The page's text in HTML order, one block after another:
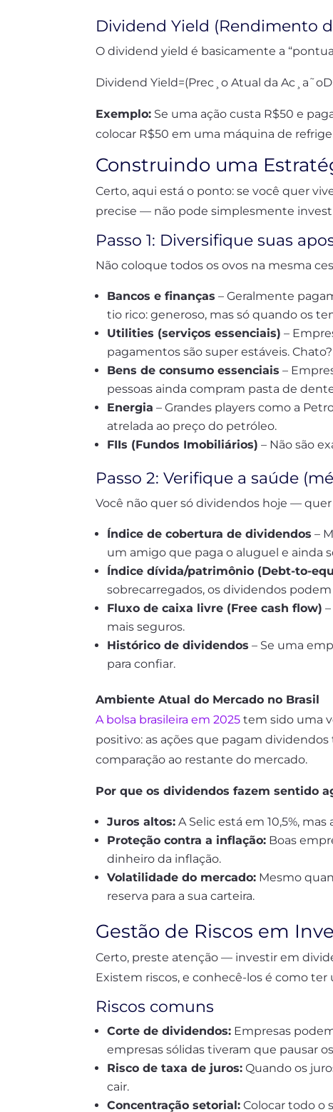
Dividend Yield (Rendimento
O dividend yield é basicamente a
Dividend Yield=(Prec¸​o Atual da
Exemplo: Se uma ação custa R$50 e
colocar R$50 em uma máquina de
Construindo uma
Certo, aqui está o ponto: se você quer
precise — não pode simplesmente
Passo 1: Diversifique suas
Não coloque todos os ovos na mesma
Bancos e finanças – Geralmente
tio rico: generoso, mas só quando os
Utilities (serviços essenciais) –
pagamentos são super estáveis.
Bens de consumo essenciais –
pessoas ainda compram pasta de
Energia – Grandes players como a
atrelada ao preço do petróleo.
FIIs (Fundos Imobiliários) – Não são
Passo 2: Verifique a saúde
Você não quer só dividendos hoje —
Índice de cobertura de dividendos –
um amigo que paga o aluguel e ainda
Índice dívida/patrimônio (Debt-to-
sobrecarregados, os dividendos
Fluxo de caixa livre (Free cash flow)
mais seguros.
Histórico de dividendos – Se uma
para confiar.
Ambiente Atual do Mercado no Brasil
A bolsa brasileira em 2025 tem sido uma
positivo: as ações que pagam
comparação ao restante do mercado.
Por que os dividendos fazem sentido
Juros altos: A Selic está em 10,5%,
Proteção contra a inflação: Boas
dinheiro da inflação.
Volatilidade do mercado: Mesmo
reserva para a sua carteira.
Gestão de Riscos em
Certo, preste atenção — investir em
Existem riscos, e conhecê-los é como
Riscos comuns
Corte de dividendos: Empresas
empresas sólidas tiveram que pausar
Risco de taxa de juros: Quando os
cair.
Concentração setorial: Colocar todo o